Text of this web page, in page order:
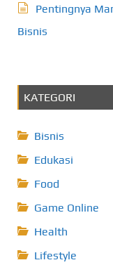
Pentingnya
Bisnis
KATEGORI
Bisnis
Edukasi
Food
Game Online
Health
Lifestyle